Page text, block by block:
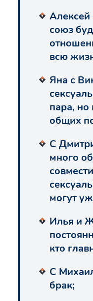
союз
всю
Яна с
пара, но
общих
С
много
могут
Илья и
кто
С
брак;